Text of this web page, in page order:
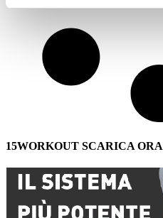
15WORKOUT SCARICA ORA